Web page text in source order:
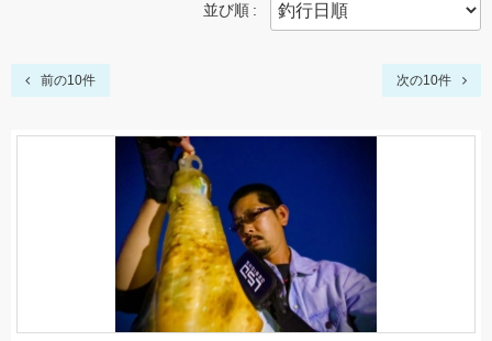
並び順
前の10件 次の10件